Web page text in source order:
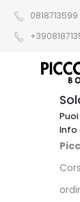
0818713599